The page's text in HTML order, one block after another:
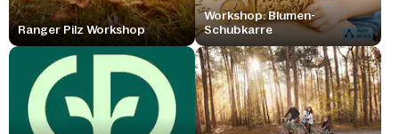
Ranger Pilz Workshop
Workshop: Blumen-
Schubkarre